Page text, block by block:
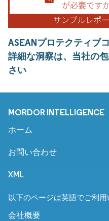
ASEANプロテクティブ
詳細な洞察は、当社の
さい
MORDOR INTELLIGENCE
ホーム
お問い合わせ
XML
以下のページは英語でご利
会社概要